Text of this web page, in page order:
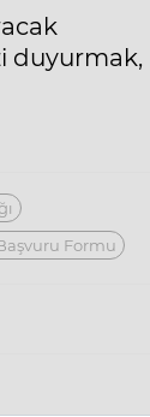
duyurmak,
Formu